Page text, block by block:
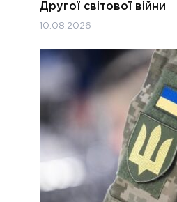
Другої світової війни
10.08.2026